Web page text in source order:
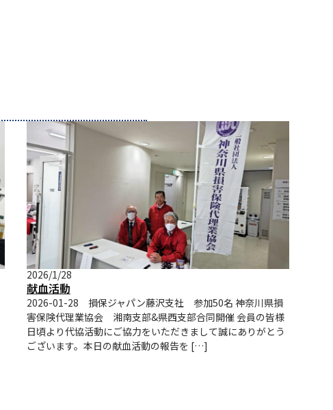
2026/1/28
献血活動
2026-01-28 損保ジャパン藤沢支社 参加50名 神奈川県損
害保険代理業協会 湘南支部&県西支部合同開催 会員の皆様
日頃より代協活動にご協力をいただきまして誠にありがとう
ございます。本日の献血活動の報告を […]